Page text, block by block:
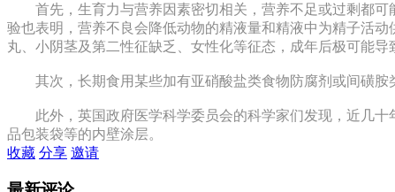
首先，生育力与营养因素密切相关，营养不足或过剩都可
验也表明，营养不良会降低动物的精液量和精液中为精子活
丸、小阴茎及第二性征缺乏、女性化等征态，成年后极可能导
其次，长期食用某些加有亚硝酸盐类食物防腐剂或间磺胺
此外，英国政府医学科学委员会的科学家们发现，近几十
品包装袋等的内壁涂层。
收藏 分享 邀请